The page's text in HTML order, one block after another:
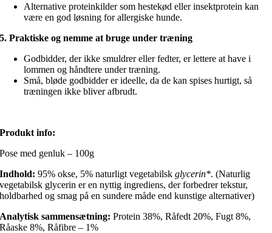
Alternative proteinkilder som hestekød eller insektprotein kan
være en god løsning for allergiske hunde.
5. Praktiske og nemme at bruge under træning
Godbidder, der ikke smuldrer eller fedter, er lettere at have i
lommen og håndtere under træning.
Små, bløde godbidder er ideelle, da de kan spises hurtigt, så
træningen ikke bliver afbrudt.
Produkt info:
Pose med genluk – 100g
Indhold:95% okse, 5% naturligt vegetabilskglycerin*. (Naturlig
vegetabilsk glycerin er en nyttig ingrediens, der forbedrer tekstur,
holdbarhed og smag på en sundere måde end kunstige alternativer)
Analytisk sammensætning:Protein 38%, Råfedt 20%, Fugt 8%,
Råaske 8%, Råfibre – 1%